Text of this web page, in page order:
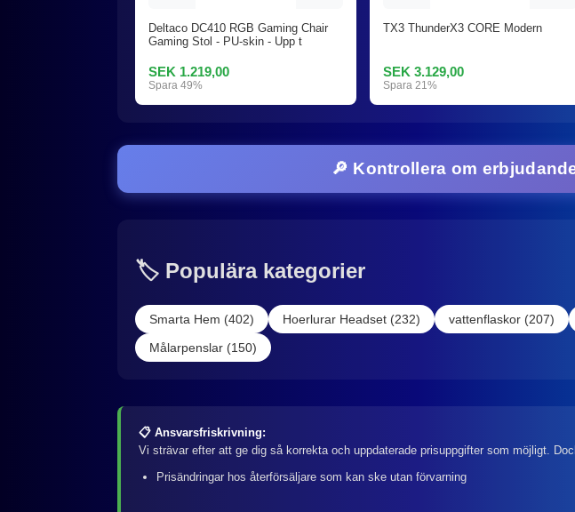
Deltaco DC410 RGB Gaming Chair
Gaming Stol - PU-skin - Upp t
SEK 1.219,00
Spara 49%
TX3 ThunderX3 CORE Modern
SEK 3.129,00
Spara 21%
🔎 Kontrollera om
🏷️ Populära kategorier
Smarta Hem (402) Hoerlurar Headset (232) vattenflaskor (207)
Målarpenslar (150)
📋 Ansvarsfriskrivning:
Vi strävar efter att ge dig så korrekta och uppdaterade prisuppgifter som möjligt.
Prisändringar hos återförsäljare som kan ske utan förvarning